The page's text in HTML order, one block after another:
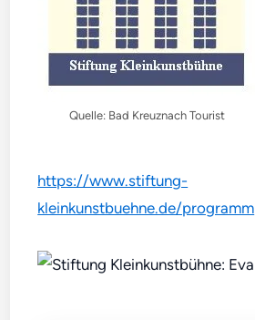
Quelle: Bad Kreuznach Tourist
https://www.stiftung-
kleinkunstbuehne.de/programm